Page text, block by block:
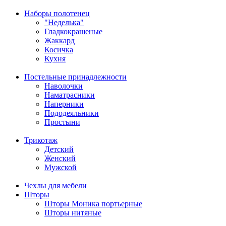
Наборы полотенец
"Неделька"
Гладкокрашеные
Жаккард
Косичка
Кухня
Постельные принадлежности
Наволочки
Наматрасники
Наперники
Пододеяльники
Простыни
Трикотаж
Детский
Женский
Мужской
Чехлы для мебели
Шторы
Шторы Моника портьерные
Шторы нитяные